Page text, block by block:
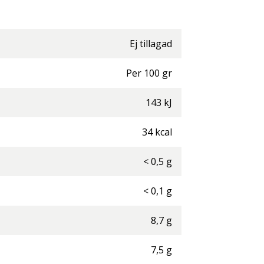
Ej tillagad
Per 100 gr
143 kJ
34 kcal
<0,5 g
<0,1 g
8,7 g
7,5 g